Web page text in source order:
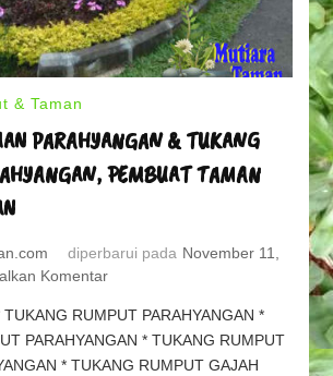
& Taman
PARAHYANGAN & TUKANG
PEMBUAT TAMAN
diperbarui pada November 11,
Komentarpada
TAMAN
PARAHYANGAN
&
RUMPUT PARAHYANGAN *
PARAHYANGAN * TUKANG RUMPUT
* TUKANG RUMPUT GAJAH